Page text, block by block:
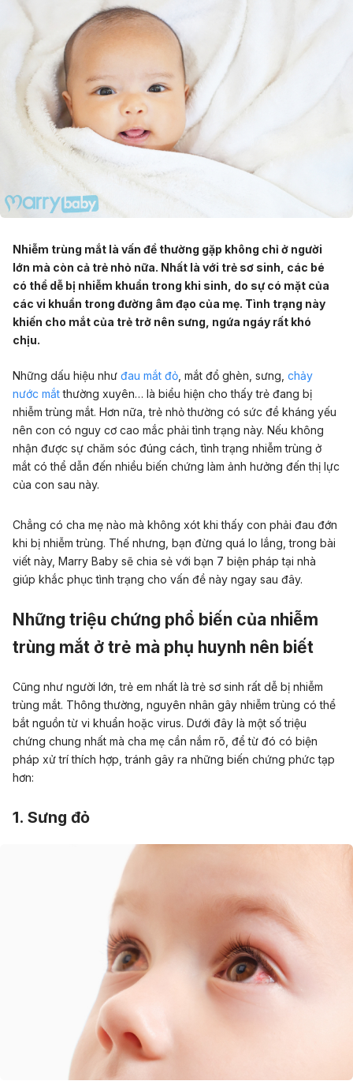
Nhiễm trùng mắt là vấn đề thường gặp không chỉ ở người
lớn mà còn cả trẻ nhỏ nữa. Nhất là với trẻ sơ sinh, các bé
có thể dễ bị nhiễm khuẩn trong khi sinh, do sự có mặt của
các vi khuẩn trong đường âm đạo của mẹ. Tình trạng này
khiến cho mắt của trẻ trở nên sưng, ngứa ngáy rất khó
chịu.
Những dấu hiệu như đau mắt đỏ , mắt đổ ghèn, sưng, chảy
nước mắtthường xuyên… là biểu hiện cho thấy trẻ đang bị
nhiễm trùng mắt. Hơn nữa, trẻ nhỏ thường có sức đề kháng yếu
nên con có nguy cơ cao mắc phải tình trạng này. Nếu không
nhận được sự chăm sóc đúng cách, tình trạng nhiễm trùng ở
mắt có thể dẫn đến nhiều biến chứng làm ảnh hưởng đến thị lực
của con sau này.
Chẳng có cha mẹ nào mà không xót khi thấy con phải đau đớn
khi bị nhiễm trùng. Thế nhưng, bạn đừng quá lo lắng, trong bài
viết này, Marry Baby sẽ chia sẻ với bạn 7 biện pháp tại nhà
giúp khắc phục tình trạng cho vấn đề này ngay sau đây.
Những triệu chứng phổ biến của nhiễm
trùng mắt ở trẻ mà phụ huynh nên biết
Cũng như người lớn, trẻ em nhất là trẻ sơ sinh rất dễ bị nhiễm
trùng mắt. Thông thường, nguyên nhân gây nhiễm trùng có thể
bắt nguồn từ vi khuẩn hoặc virus. Dưới đây là một số triệu
chứng chung nhất mà cha mẹ cần nắm rõ, để từ đó có biện
pháp xử trí thích hợp, tránh gây ra những biến chứng phức tạp
hơn:
1. Sưng đỏ